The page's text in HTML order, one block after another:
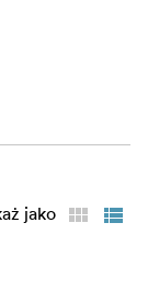
stałej
jako